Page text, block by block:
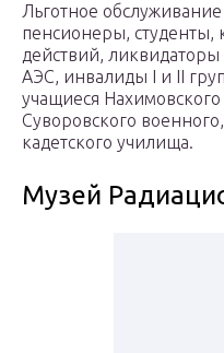
Льготное
пенсионеры, студенты,
действий,
АЭС, инвалиды I и II
учащиеся
Суворовского
кадетского училища.
Музей